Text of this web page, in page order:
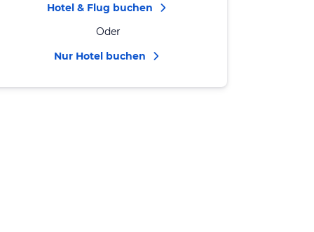
Hotel & Flug buchen
Oder
Nur Hotel buchen